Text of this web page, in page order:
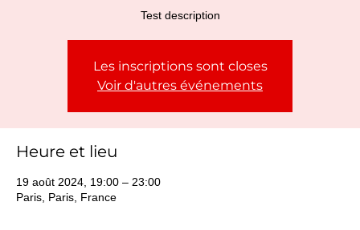
Test description
Les inscriptions sont closes
Voir d'autres événements
Heure et lieu
19 août 2024, 19:00 – 23:00
Paris, Paris, France